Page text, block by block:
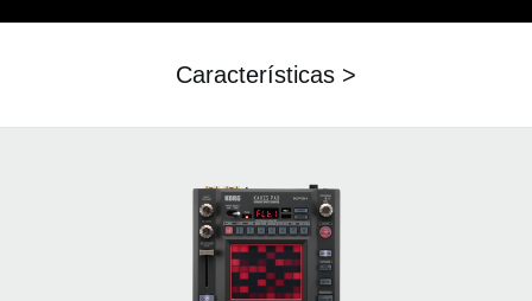
Características >